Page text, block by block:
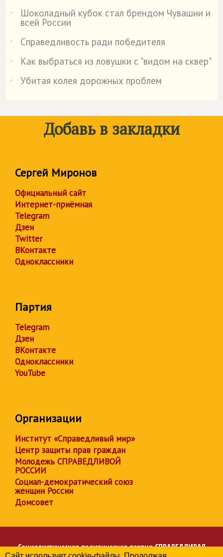
˙
Шоколадный кубок стал брендом Чувашии и
всей России
˙
Справедливость ради победителя
˙
Как выбраться из ловушки с "видом на сквер"
˙
Убитая колея дорожных проблем
Добавь в закладки
Сергей Миронов
Официальный сайт
Интернет-приёмная
Telegram
Дзен
Twitter
ВКонтакте
Одноклассники
Партия
Telegram
Дзен
ВКонтакте
Одноклассники
YouTube
Организации
Институт «Справедливый мир»
Центр защиты прав граждан
Молодежь СПРАВЕДЛИВОЙ
РОССИИ
Социал-демократический союз
женщин России
Домсовет
Социалистическая политическая партияСПРАВЕДЛИВАЯ